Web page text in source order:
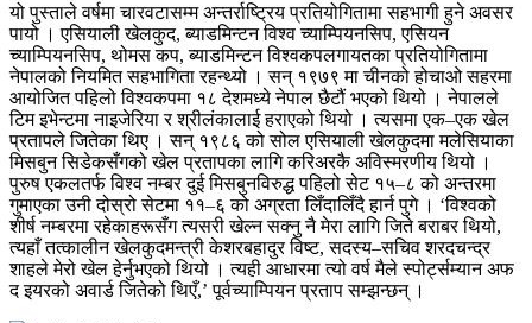
यो पुस्ताले वर्षमा चारवटासम्म अन्तर्राष्ट्रिय प्रतियोगितामा सहभागी हुने अवसर
पायो । एसियाली खेलकुद, ब्याडमिन्टन विश्व च्याम्पियनसिप, एसियन
च्याम्पियनसिप, थोमस कप, ब्याडमिन्टन विश्वकपलगायतका प्रतियोगितामा
नेपालको नियमित सहभागिता रहन्थ्यो । सन् १९७९ मा चीनको होचाओ सहरमा
आयोजित पहिलो विश्वकपमा १८ देशमध्ये नेपाल छैटौं भएको थियो । नेपालले
टिम इभेन्टमा नाइजेरिया र श्रीलंकालाई हराएको थियो । त्यसमा एक–एक खेल
प्रतापले जितेका थिए । सन् १९८६ को सोल एसियाली खेलकुदमा मलेसियाका
मिसबुन सिडेकसँगको खेल प्रतापका लागि करिअरकै अविस्मरणीय थियो ।
पुरुष एकलतर्फ विश्व नम्बर दुई मिसबुनविरुद्ध पहिलो सेट १५–८ को अन्तरमा
गुमाएका उनी दोस्रो सेटमा ११–६ को अग्रता लिँदालिँदै हार्न पुगे । ‘विश्वको
शीर्ष नम्बरमा रहेकाहरूसँग त्यसरी खेल्न सक्नु नै मेरा लागि जिते बराबर थियो,
त्यहाँ तत्कालीन खेलकुदमन्त्री केशरबहादुर विष्ट, सदस्य–सचिव शरदचन्द्र
शाहले मेरो खेल हेर्नुभएको थियो । त्यही आधारमा त्यो वर्ष मैले स्पोर्ट्सम्यान अफ
द इयरको अवार्ड जितेको थिएँ,’ पूर्वच्याम्पियन प्रताप सम्झन्छन् ।